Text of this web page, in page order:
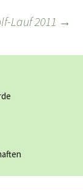
Lauf 2011 →